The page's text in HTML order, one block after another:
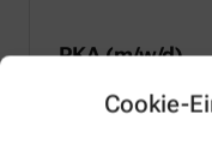
Cookie-
PKA (m/w/d)
als Mitarbeiter/-in